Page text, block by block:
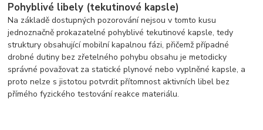
Pohyblivé libely (tekutinové kapsle)
Na základě dostupných pozorování nejsou v tomto kusu
jednoznačně prokazatelné pohyblivé tekutinové kapsle, tedy
struktury obsahující mobilní kapalnou fázi, přičemž případné
drobné dutiny bez zřetelného pohybu obsahu je metodicky
správné považovat za statické plynové nebo vyplněné kapsle, a
proto nelze s jistotou potvrdit přítomnost aktivních libel bez
přímého fyzického testování reakce materiálu.